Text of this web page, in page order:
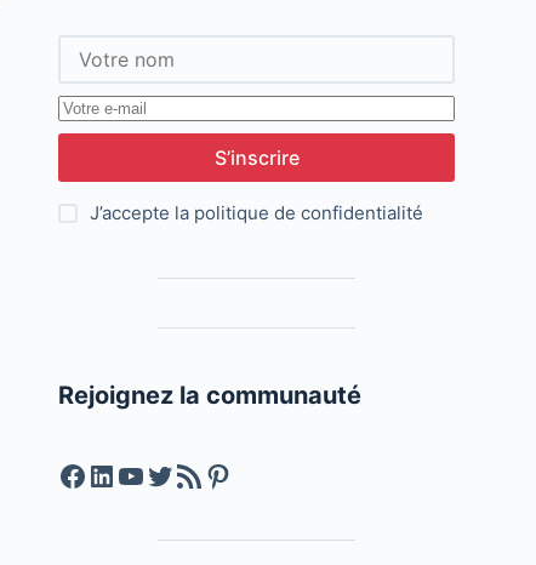
S’inscrire
J’accepte la politique de confidentialité
Rejoignez la communauté
Facebook
LinkedIn
YouTube
Twitter
Feed RSSPinterest